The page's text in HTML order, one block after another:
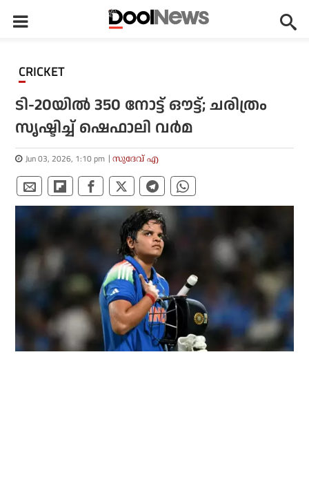
CRICKET
ടി-20യില്‍ 350 നോട്ട് ഔട്ട്; ചരിത്രം
സൃഷ്ടിച്ച് ഷെഫാലി വര്‍മ
Jun 03, 2026, 1:10 pm സുദേവ് എ